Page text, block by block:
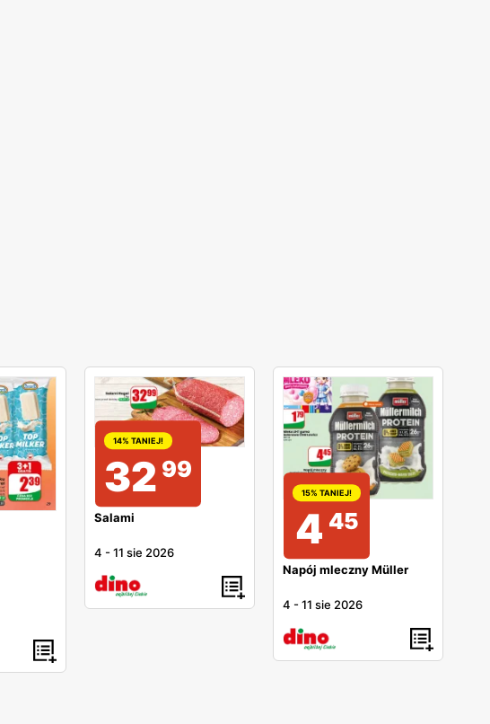
14% TANIEJ!
32 99
Salami
4 -11 sie 2026
15% TANIEJ!
4 45
Napój mleczny Müller
4 -11 sie 2026